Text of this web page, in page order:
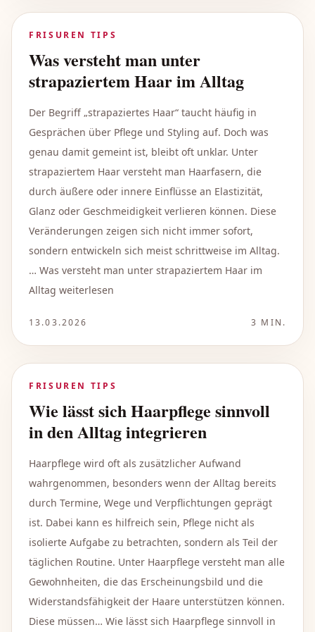
FRISUREN TIPS
Was versteht man unter
strapaziertem Haar im Alltag
Der Begriff „strapaziertes Haar“ taucht häufig in
Gesprächen über Pflege und Styling auf. Doch was
genau damit gemeint ist, bleibt oft unklar. Unter
strapaziertem Haar versteht man Haarfasern, die
durch äußere oder innere Einflüsse an Elastizität,
Glanz oder Geschmeidigkeit verlieren können. Diese
Veränderungen zeigen sich nicht immer sofort,
sondern entwickeln sich meist schrittweise im Alltag.
… Was versteht man unter strapaziertem Haar im
Alltag weiterlesen
13.03.2026 3 MIN.
FRISUREN TIPS
Wie lässt sich Haarpflege sinnvoll
in den Alltag integrieren
Haarpflege wird oft als zusätzlicher Aufwand
wahrgenommen, besonders wenn der Alltag bereits
durch Termine, Wege und Verpflichtungen geprägt
ist. Dabei kann es hilfreich sein, Pflege nicht als
isolierte Aufgabe zu betrachten, sondern als Teil der
täglichen Routine. Unter Haarpflege versteht man alle
Gewohnheiten, die das Erscheinungsbild und die
Widerstandsfähigkeit der Haare unterstützen können.
Diese müssen… Wie lässt sich Haarpflege sinnvoll in